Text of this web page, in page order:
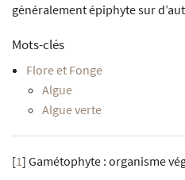
généralement épiphyte sur
Mots-clés
Flore et Fonge
Algue
Algue verte
[1] Gamétophyte : organisme